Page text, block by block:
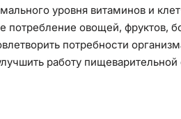
уровня витаминов и
потребление овощей, фруктов,
потребности
работу